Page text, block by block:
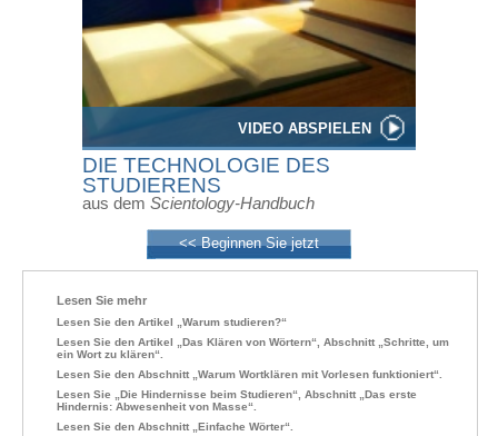
VIDEO ABSPIELEN
DIE TECHNOLOGIE DES
STUDIERENS
aus dem Scientology-Handbuch
<< Beginnen Sie jetzt
Lesen Sie mehr
Lesen Sie den Artikel „Warum studieren?“
Lesen Sie den Artikel „Das Klären von Wörtern“, Abschnitt „Schritte, um
ein Wort zu klären“.
Lesen Sie den Abschnitt „Warum Wortklären mit Vorlesen funktioniert“.
Lesen Sie „Die Hindernisse beim Studieren“, Abschnitt „Das erste
Hindernis: Abwesenheit von Masse“.
Lesen Sie den Abschnitt „Einfache Wörter“.